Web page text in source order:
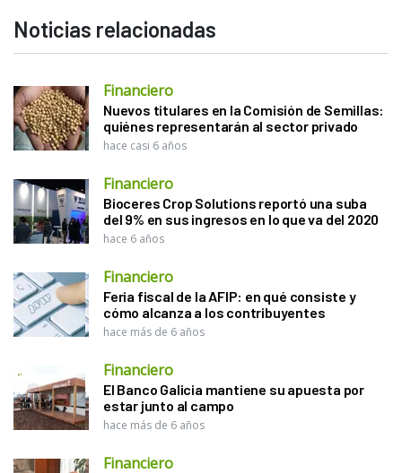
Noticias relacionadas
Financiero
Nuevos titulares en la Comisión de Semillas:
quiénes representarán al sector privado
hace casi 6 años
Financiero
Bioceres Crop Solutions reportó una suba
del 9% en sus ingresos en lo que va del 2020
hace 6 años
Financiero
Feria fiscal de la AFIP: en qué consiste y
cómo alcanza a los contribuyentes
hace más de 6 años
Financiero
El Banco Galicia mantiene su apuesta por
estar junto al campo
hace más de 6 años
Financiero